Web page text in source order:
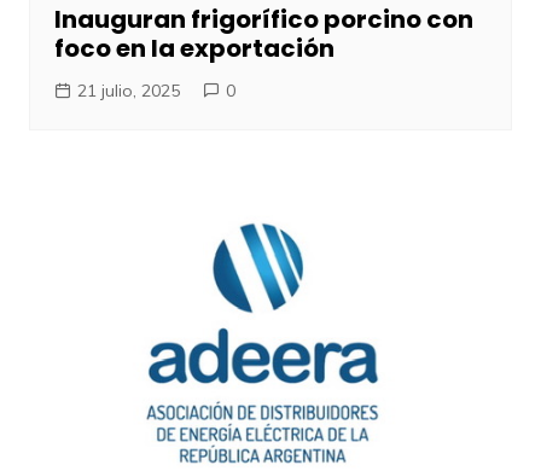
Inauguran frigorífico porcino con
foco en la exportación
21 julio, 2025 0